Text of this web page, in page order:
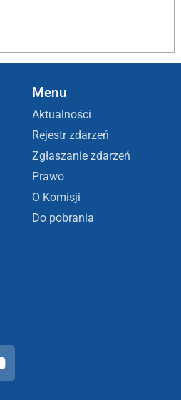
Menu
Aktualności
Rejestr zdarzeń
Zgłaszanie zdarzeń
Prawo
O Komisji
Do pobrania